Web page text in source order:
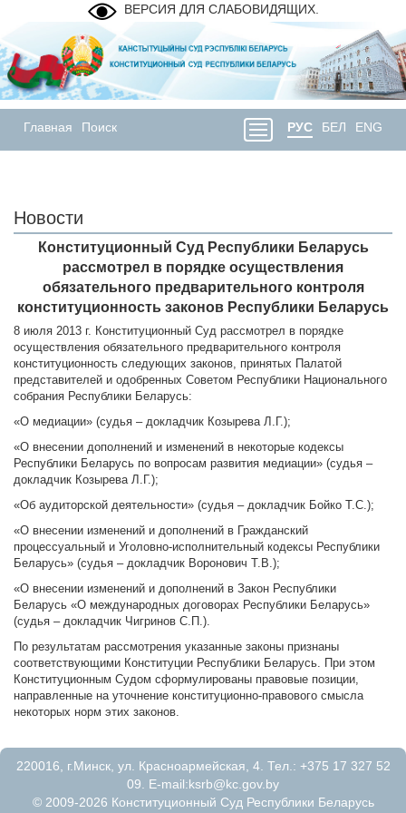
ВЕРСИЯ ДЛЯ СЛАБОВИДЯЩИХ.
Главная Поиск РУС БЕЛ ENG
Новости
Конституционный Суд Республики Беларусь
рассмотрел в порядке осуществления
обязательного предварительного контроля
конституционность законов Республики Беларусь
8 июля 2013 г. Конституционный Суд рассмотрел в порядке
осуществления обязательного предварительного контроля
конституционность следующих законов, принятых Палатой
представителей и одобренных Советом Республики Национального
собрания Республики Беларусь:
«О медиации» (судья – докладчик Козырева Л.Г.);
«О внесении дополнений и изменений в некоторые кодексы
Республики Беларусь по вопросам развития медиации» (судья –
докладчик Козырева Л.Г.);
«Об аудиторской деятельности» (судья – докладчик Бойко Т.С.);
«О внесении изменений и дополнений в Гражданский
процессуальный и Уголовно-исполнительный кодексы Республики
Беларусь» (судья – докладчик Воронович Т.В.);
«О внесении изменений и дополнений в Закон Республики
Беларусь «О международных договорах Республики Беларусь»
(судья – докладчик Чигринов С.П.).
По результатам рассмотрения указанные законы признаны
соответствующими Конституции Республики Беларусь. При этом
Конституционным Судом сформулированы правовые позиции,
направленные на уточнение конституционно-правового смысла
некоторых норм этих законов.
220016, г.Минск, ул. Красноармейская, 4. Тел.: +375 17 327 52
09. E-mail:ksrb@kc.gov.by
© 2009-2026 Конституционный Суд Республики Беларусь